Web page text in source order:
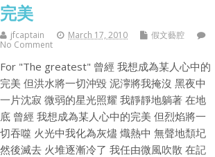
完美
jfcaptain March 17, 2010
假文藝腔
No Comment
For "The greatest" 曾經 我想成為某人心中的
完美 但洪水將一切沖毀 泥濘將我掩沒 黑夜中
一片沈寂 微弱的星光照耀 我靜靜地躺著 在地
底 曾經 我想成為某人心中的完美 但烈焰將一
切吞噬 火光中我化為灰燼 熾熱中 無聲地頹圮
然後滅去 火堆逐漸冷了 我任由微風吹散 在記